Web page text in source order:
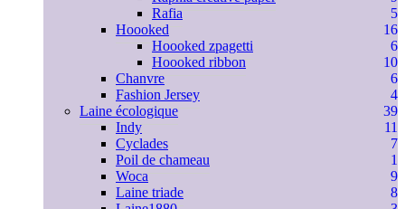
Rafia
5
Hoooked
16
Hoooked zpagetti
6
Hoooked ribbon
10
Chanvre
6
Fashion Jersey
4
Laine écologique
39
Indy
11
Cyclades
7
Poil de chameau
1
Woca
9
Laine triade
8